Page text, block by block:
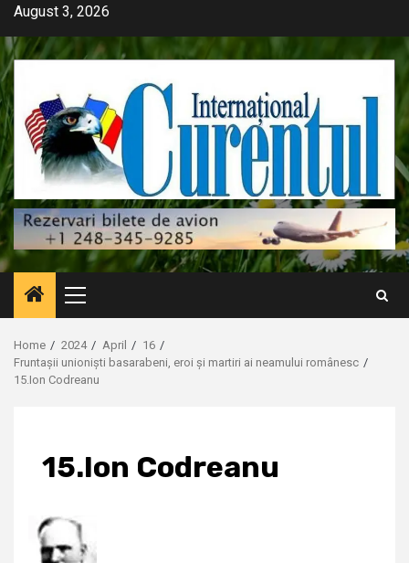
Skip
content
August 3, 2026
Primary
Menu
Home 2024 April
16
Fruntașii unioniști basarabeni, eroi și martiri ai neamului românesc
15.Ion Codreanu
15.Ion Codreanu